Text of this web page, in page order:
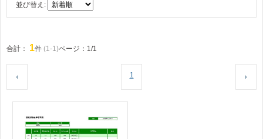
並び替え:
合計： 1件 (1-1)ページ：1/1
1